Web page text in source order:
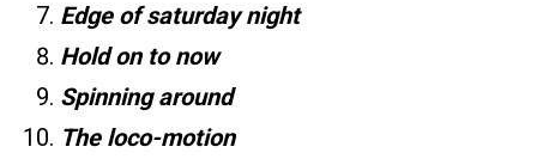
Edge of saturday night
Hold on to now
Spinning around
The loco-motion